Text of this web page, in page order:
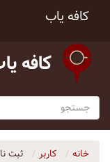
کافه یاب
کافه
خانه کاربر ثبت